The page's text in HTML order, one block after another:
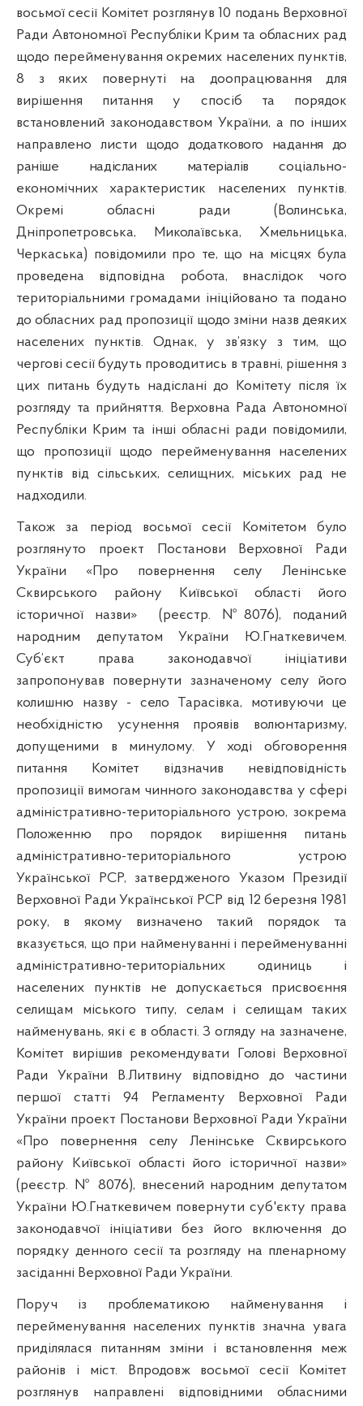
восьмої сесії Комітет розглянув 10 подань Верховної
Ради Автономної Республіки Крим та обласних рад
щодо перейменування окремих населених пунктів,
8 з яких повернуті на доопрацювання для
вирішення питання у спосіб та порядок
встановлений законодавством України, а по інших
направлено листи щодододаткового надання до
раніше надісланих матеріалів соціально-
економічних характеристик населених пунктів.
Окремі обласні ради (Волинська,
Дніпропетровська, Миколаївська, Хмельницька,
Черкаська) повідомили про те, що на місцях була
проведена відповідна робота, внаслідок чого
територіальними громадами ініційовано та подано
до обласних рад пропозиції щодо зміни назв деяких
населених пунктів. Однак, у зв’язку з тим, що
чергові сесії будуть проводитись в травні, рішення з
цих питань будуть надіслані до Комітету після їх
розгляду та прийняття. Верховна Рада Автономної
Республіки Крим та інші обласні ради повідомили,
що пропозиції щодо перейменування населених
пунктів від сільських, селищних, міських рад не
надходили.
Також за період восьмої сесії Комітетом було
розглянуто проект Постанови Верховної Ради
України «Про повернення селу Ленінське
Сквирського району Київської області його
історичної назви»
(реєстр. №8076), поданий
народним депутатом України Ю.Гнаткевичем.
Суб’єкт права законодавчої ініціативи
запропонував повернути зазначеному селу його
колишню назву - село Тарасівка, мотивуючи це
необхідністю усунення проявів волюнтаризму,
допущеними в минулому. У ході обговорення
питання Комітет відзначив невідповідність
пропозиції вимогам чинного законодавства у сфері
адміністративно-територіального устрою, зокрема
Положенню про порядок вирішення питань
адміністративно-територіального устрою
Української РСР, затвердженого Указом Президії
Верховної Ради Української РСР від 12 березня 1981
року, в якому визначено такий порядок та
вказується, що при найменуванні і перейменуванні
адміністративно-територіальних одиниць і
населених пунктів не допускається присвоєння
селищам міського типу, селам і селищам таких
найменувань, які є в області. З огляду на зазначене,
Комітет вирішив рекомендувати Голові Верховної
Ради України В.Литвину відповідно до частини
першої статті 94 Регламенту Верховної Ради
України проект Постанови Верховної Ради України
«Про повернення селу Ленінське Сквирського
району Київської області його історичної назви»
(реєстр. № 8076), внесений народним депутатом
України Ю.Гнаткевичем повернути суб'єкту права
законодавчої ініціативи без його включення до
порядку денного сесії та розгляду на пленарному
засіданні Верховної Ради України.
Поруч із проблематикою найменування і
перейменування населених пунктів значна увага
приділялася питанням зміни і встановлення меж
районів і міст. Впродовж восьмої сесії Комітет
розглянув направлені відповідними обласними